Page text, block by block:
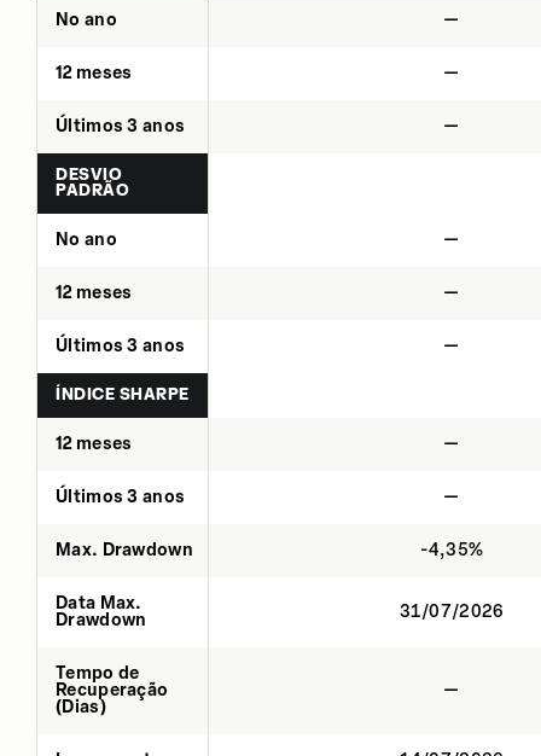
No ano —
12 meses —
Últimos 3 anos —
DESVIO
PADRÃO
No ano —
12 meses —
Últimos 3 anos —
ÍNDICE SHARPE
12 meses —
Últimos 3 anos —
Max. Drawdown -4,35%
Data Max.
Drawdown
31/07/2026
Tempo de
Recuperação
(Dias)
—